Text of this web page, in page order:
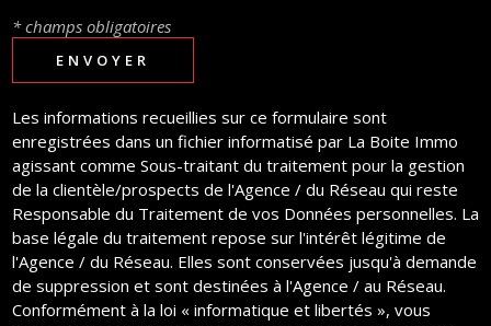
* champs obligatoires
ENVOYER
Les informations recueillies sur ce formulaire sont
enregistrées dans un fichier informatisé par La Boite Immo
agissant comme Sous-traitant du traitement pour la gestion
de la clientèle/prospects de l'Agence / du Réseau qui reste
Responsable du Traitement de vos Données personnelles. La
base légale du traitement repose sur l'intérêt légitime de
l'Agence / du Réseau. Elles sont conservées jusqu'à demande
de suppression et sont destinées à l'Agence / au Réseau.
Conformément à la loi « informatique et libertés », vous